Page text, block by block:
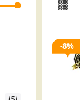
8%